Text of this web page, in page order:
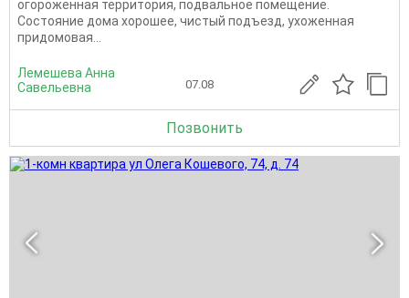
огороженная территория, подвальное помещение.
Состояние дома хорошее, чистый подъезд, ухоженная
придомовая...
Лемешева Анна
Савельевна
07.08
Позвонить